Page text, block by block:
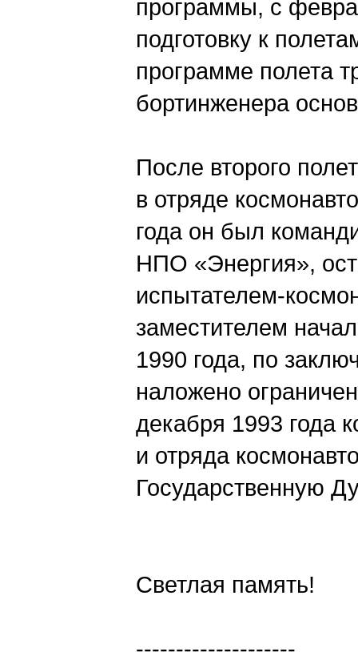
программы, с
подготовку к
программе полета
бортинженера
После второго
в отряде
года он был
НПО «Энергия»,
испытателем-
заместителем
1990 года, по
наложено
декабря 1993 года
и отряда
Государственную
Светлая память!